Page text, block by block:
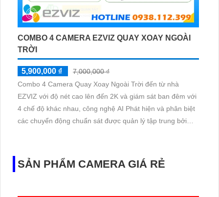
COMBO 4 CAMERA EZVIZ QUAY XOAY NGOÀI
TRỜI
5,900,000 ₫
7,000,000 ₫
Combo 4 Camera Quay Xoay Ngoài Trời đến từ nhà
EZVIZ với độ nét cao lên đến 2K và giám sát ban đêm với
4 chế độ khác nhau, công nghệ AI Phát hiện và phân biệt
các chuyển động chuẩn sát được quản lý tập trung bởi
SẢN PHẨM CAMERA GIÁ RẺ